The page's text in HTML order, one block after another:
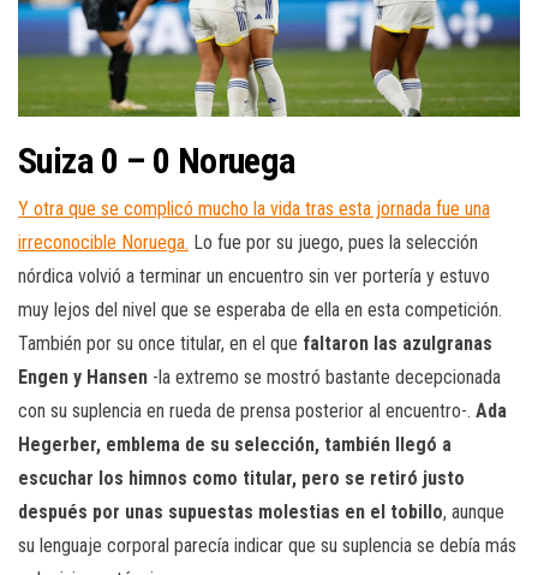
Suiza 0 – 0 Noruega
Y otra que se complicó mucho la vida tras esta jornada fue una
irreconocible Noruega. Lo fue por su juego, pues la selección
nórdica volvió a terminar un encuentro sin ver portería y estuvo
muy lejos del nivel que se esperaba de ella en esta competición.
También por su once titular, en el que faltaron las azulgranas
Engen y Hansen -la extremo se mostró bastante decepcionada
con su suplencia en rueda de prensa posterior al encuentro-. Ada
Hegerber, emblema de su selección, también llegó a
escuchar los himnos como titular, pero se retiró justo
después por unas supuestas molestias en el tobillo, aunque
su lenguaje corporal parecía indicar que su suplencia se debía más